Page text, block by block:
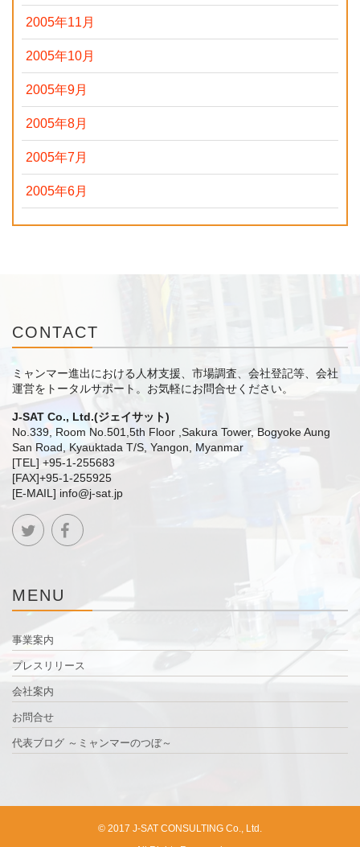
2005年11月
2005年10月
2005年9月
2005年8月
2005年7月
2005年6月
CONTACT
ミャンマー進出における人材支援、市場調査、会社登記等、会社
運営をトータルサポート。 お気軽にお問合せください。
J-SAT Co., Ltd.(ジェイサット)
No.339, Room No.501,5th Floor ,Sakura Tower, Bogyoke Aung
San Road, Kyauktada T/S, Yangon, Myanmar
[TEL] +95-1-255683
[FAX]+95-1-255925
[E-MAIL] info@j-sat.jp
MENU
事業案内
プレスリリース
会社案内
お問合せ
代表ブログ ～ミャンマーのつぼ～
© 2017 J-SAT CONSULTING Co., Ltd.